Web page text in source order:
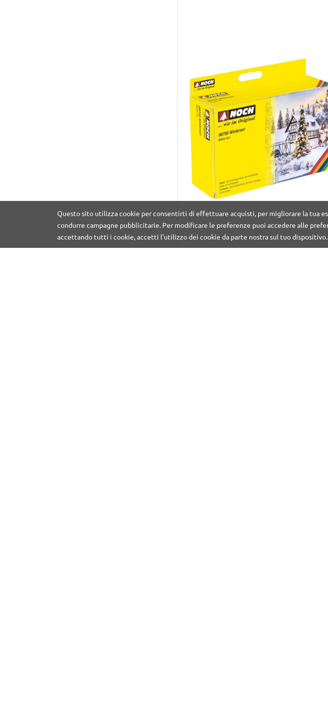
Questo sito utilizza cookie per consentirti di effettuare acquisti, per migliorare la tua
condurre campagne pubblicitarie. Per modificare le preferenze puoi accedere alle
accettando tutti i cookie, accetti l'utilizzo dei cookie da parte nostra sul tuo dispositivo.